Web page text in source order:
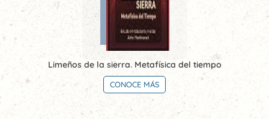
Limeños de la sierra. Metafísica del tiempo
CONOCE MÁS